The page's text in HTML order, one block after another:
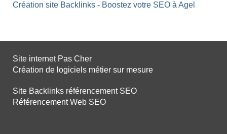
Création site Backlinks - Boostez votre SEO à Agel
Site internet Pas Cher
Création de logiciels métier sur mesure
Site Backlinks référencement SEO
Référencement Web SEO